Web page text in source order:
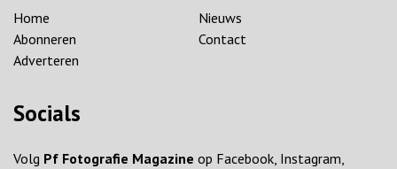
Home
Nieuws
Abonneren
Contact
Adverteren
Socials
Volg Pf Fotografie Magazine op Facebook, Instagram,